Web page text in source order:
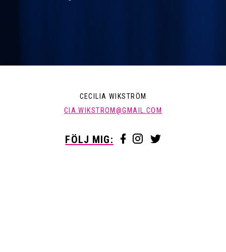
CECILIA WIKSTRÖM
CIA.WIKSTROM@GMAIL.COM
FÖLJ MIG: